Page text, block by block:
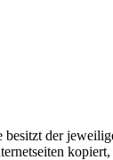
besitzt der